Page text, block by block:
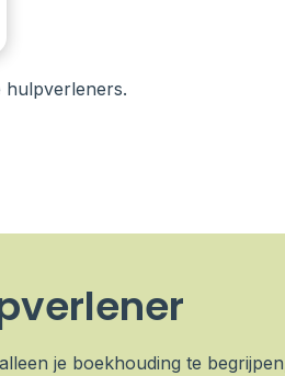
hulpverleners.
je boekhouding te